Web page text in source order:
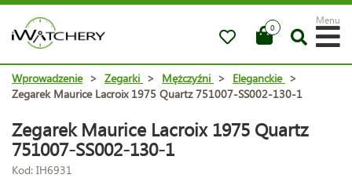
0
Menu
Wprowadzenie > Zegarki > Mężczyźni > Eleganckie >
Zegarek Maurice Lacroix 1975 Quartz 751007-SS002-130-1
Zegarek Maurice Lacroix 1975 Quartz
751007-SS002-130-1
Kod: IH6931